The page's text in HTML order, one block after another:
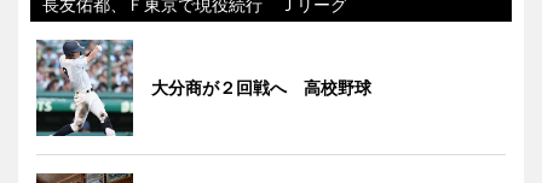
大分商が２回戦へ 高校野球